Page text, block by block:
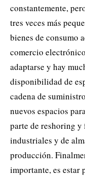
constantemente,
tres veces más
bienes de consumo
comercio
adaptarse y hay
disponibilidad de
cadena de
nuevos espacios
parte de reshoring
industriales y de
producción.
importante, es estar